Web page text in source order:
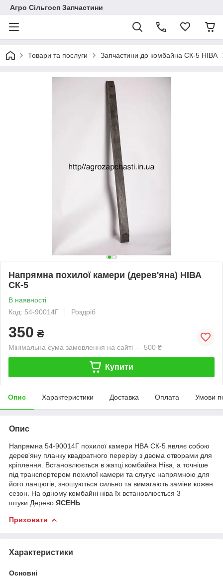
Агро Сільгосп Запчастини
Товари та послуги Запчастини до комбайна СК-5 НІВА
Напрямна похилої камери (дерев'яна) НІВА
СК-5
В наявності
Код: 54-90014Г
Роздріб
350 ₴
Мінімальна сума замовлення на сайті — 500 ₴
Купити
Опис Характеристики Доставка Оплата Умови
Опис
Напрямна 54-90014Г похилої камери НВА СК-5 являє собою
дерев'яну планку квадратного перерізу з двома отворами для
кріплення. Встановлюється в жатці комбайна Ніва, а точніше
під транспортером похилої камери та слугує напрямною для
його ланцюгів, зношуються сильно та вимагають заміни кожен
сезон. На одному комбайні ніва їх встановлюється 3
штуки.Дерево ЯСЕНЬ
Приховати
Характеристики
Основні